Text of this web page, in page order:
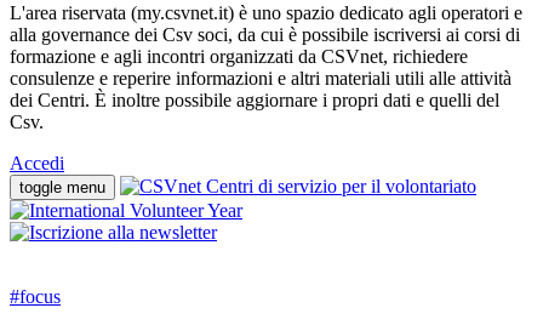
L'area riservata (my.csvnet.it) è uno spazio dedicato agli operatori e
alla governance dei Csv soci, da cui è possibile iscriversi ai corsi di
formazione e agli incontri organizzati da CSVnet, richiedere
consulenze e reperire informazioni e altri materiali utili alle attività
dei Centri. È inoltre possibile aggiornare i propri dati e quelli del
Csv.
Accedi
toggle menu
#focus